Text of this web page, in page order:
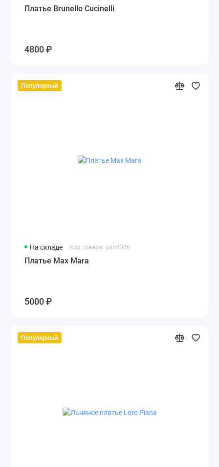
Платье Brunello Cucinelli
4800 ₽
Популярный
На складе Код товара: yzm4386
Платье Max Mara
5000 ₽
Популярный